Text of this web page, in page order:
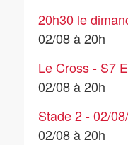
20h30 le
02/08 à 20h
Le Cross - S7
crabes
02/08 à 20h
Stade 2 - 02/
02/08 à 20h